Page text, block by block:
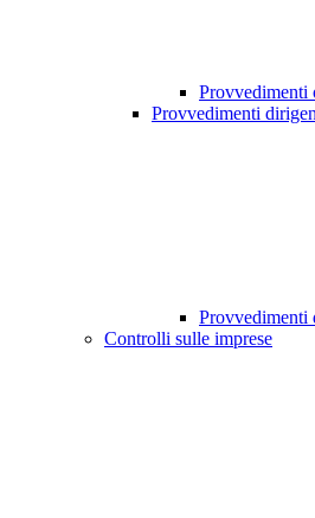
Provvedimenti
Provvedimenti
Provvedimenti
Controlli sulle imprese